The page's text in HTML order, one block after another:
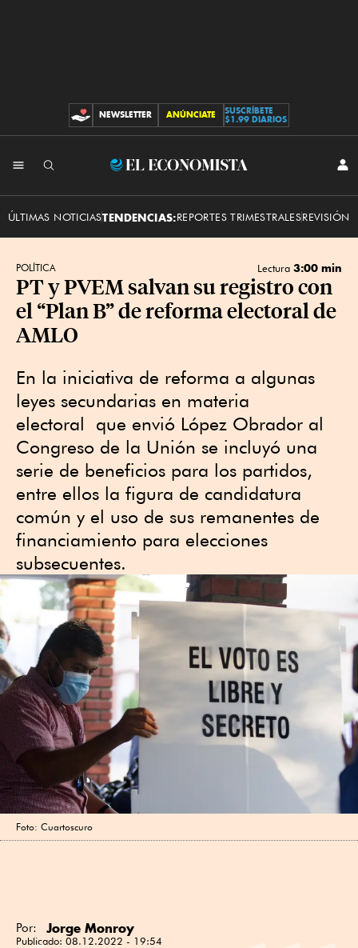
CONTRIBUCIONES
NEWSLETTER ANÚNCIATE
SUSCRÍBETE
$1.99 DIARIOS
El
ÚLTIMAS NOTICIASTENDENCIAS:REPORTES TRIMESTRALESREVISIÓN
POLÍTICA Lectura 3:00 min
PT y PVEM salvan su registro con
el “Plan B” de reforma electoral de
AMLO
En la iniciativa de reforma a algunas
leyes secundarias en materia
electoral que envió López Obrador al
Congreso de la Unión se incluyó una
serie de beneficios para los partidos,
entre ellos la figura de candidatura
común y el uso de sus remanentes de
financiamiento para elecciones
subsecuentes.
Foto: Cuartoscuro
Por: Jorge Monroy
Publicado: 08.12.2022 - 19:54